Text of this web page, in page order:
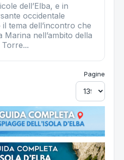
dell’Elba, e in
occidentale
tema dell’incontro che
nell’ambito della
Pagine